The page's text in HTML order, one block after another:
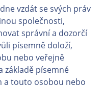
vzdát se svých práv
společnosti,
správní a dozorčí
písemně doloží,
nebo veřejně
základě písemné
a touto osobou nebo